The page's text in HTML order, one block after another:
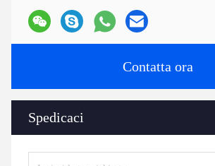
Contatta ora
Spedicaci